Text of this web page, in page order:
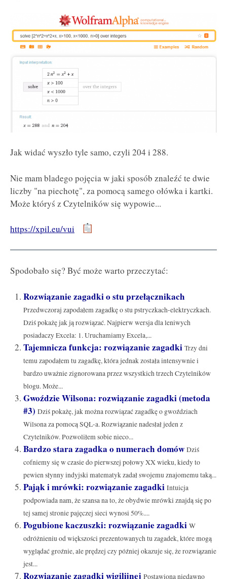
Jak widać wyszło tyle samo, czyli 204 i 288.
Nie mam bladego pojęcia w jaki sposób znaleźć te dwie
liczby "na piechotę", za pomocą samego ołówka i kartki.
Może któryś z Czytelników się wypowie...
https://xpil.eu/vui
Spodobało się? Być może warto przeczytać:
Rozwiązanie zagadki o stu przełącznikach
Przedwczoraj zapodałem zagadkę o stu pstryczkach-elektryczkach.
Dziś pokażę jak ją rozwiązać. Najpierw wersja dla leniwych
posiadaczy Excela: 1. Uruchamiamy Excela,...
Tajemnicza funkcja: rozwiązanie zagadki Trzy dni
temu zapodałem tu zagadkę, która jednak została intensywnie i
bardzo uważnie zignorowana przez wszystkich trzech Czytelników
blogu. Może...
Gwoździe Wilsona: rozwiązanie zagadki (metoda
#3) Dziś pokażę, jak można rozwiązać zagadkę o gwoździach
Wilsona za pomocą SQL-a. Rozwiązanie nadesłał jeden z
Czytelników. Pozwoliłem sobie nieco...
Bardzo stara zagadka o numerach domów Dziś
cofniemy się w czasie do pierwszej połowy XX wieku, kiedy to
pewien słynny indyjski matematyk zadał swojemu znajomemu taką...
Pająk i mrówki: rozwiązanie zagadki Intuicja
podpowiada nam, że szansa na to, że obydwie mrówki znajdą się po
tej samej stronie pajęczej sieci wynosi 50%....
Pogubione kaczuszki: rozwiązanie zagadki W
odróżnieniu od większości prezentowanych tu zagadek, które mogą
wyglądać groźnie, ale prędzej czy później okazuje się, że rozwiązanie
jest...
Rozwiązanie zagadki wigilijnej Postawiona niedawno